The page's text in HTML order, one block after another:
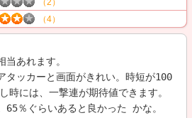
（2）
（4）
当あれます。
タッカーと画面がきれい。時短が100
時には、一撃連が期待値できます。
65％ぐらいあると良かった かな。